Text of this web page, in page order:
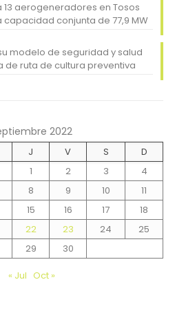
13 aerogeneradores en Tosos
conjunta de 77,9 MW
modelo de seguridad y salud
de ruta de cultura preventiva
2022
J V S
D
1
2 3
4
8 9 10
11
15 16 17
18
22 23 24
25
29 30
« Jul Oct »